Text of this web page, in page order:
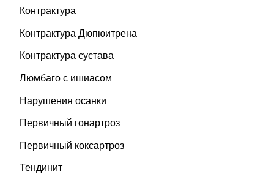
Контрактура
Контрактура Дюпюитрена
Контрактура сустава
Люмбаго с ишиасом
Нарушения осанки
Первичный гонартроз
Первичный коксартроз
Тендинит